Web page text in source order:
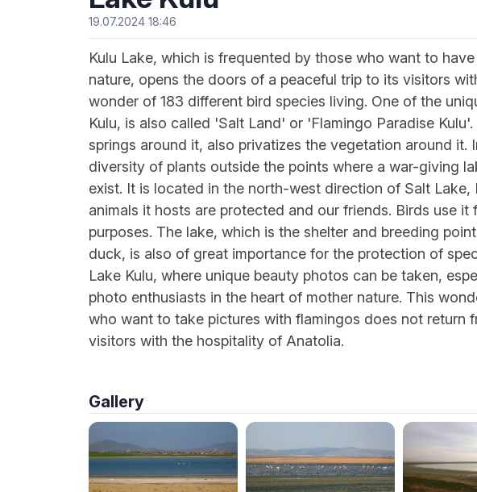
19.07.2024 18:46
Kulu Lake, which is frequented by those who want to
nature, opens the doors of a peaceful trip to its visitors
wonder of 183 different bird species living. One of the
Kulu, is also called 'Salt Land' or 'Flamingo Paradise
springs around it, also privatizes the vegetation around it.
diversity of plants outside the points where a war-giving
exist. It is located in the north-west direction of Salt Lake,
animals it hosts are protected and our friends. Birds use
purposes. The lake, which is the shelter and breeding
duck, is also of great importance for the protection of
Lake Kulu, where unique beauty photos can be taken,
photo enthusiasts in the heart of mother nature. This
who want to take pictures with flamingos does not return
visitors with the hospitality of Anatolia.
Gallery